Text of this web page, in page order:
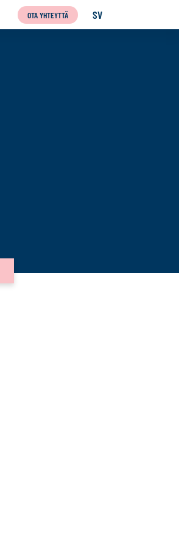
OTA YHTEYTTÄ SV
SVENSKA